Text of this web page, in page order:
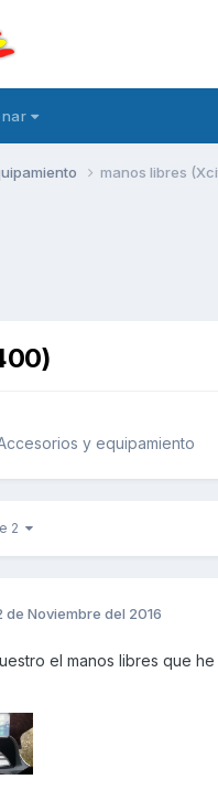
manos libres
y equipamiento
2
de Noviembre del 2016
el manos libres que